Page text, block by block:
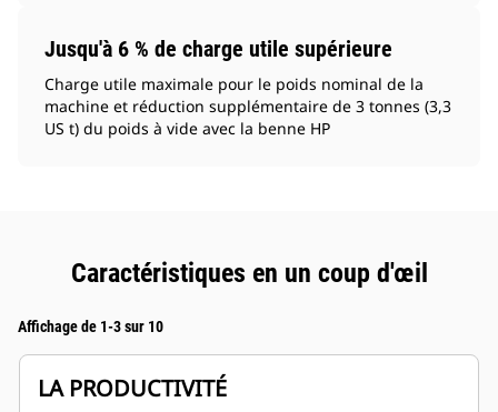
Jusqu'à 6 % de charge utile supérieure
Charge utile maximale pour le poids nominal de la
machine et réduction supplémentaire de 3 tonnes (3,3
US t) du poids à vide avec la benne HP
Caractéristiques en un coup d'œil
Affichage de 1-3 sur 10
LA PRODUCTIVITÉ